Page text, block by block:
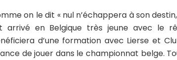
on le dit « nul n’échappera à son
arrivé en Belgique très jeune avec le
d’une formation avec Lierse et
de jouer dans le championnat belge.